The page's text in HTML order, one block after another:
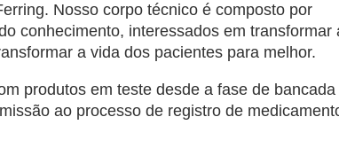
Nosso corpo técnico é composto por
conhecimento, interessados em transformar
a vida dos pacientes para melhor.
produtos em teste desde a fase de
ao processo de registro de